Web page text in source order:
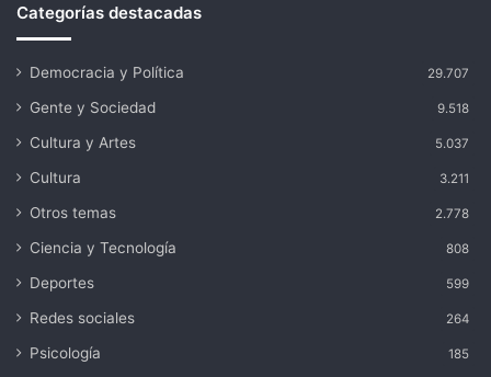
Categorías destacadas
Democracia y Política 29.707
Gente y Sociedad 9.518
Cultura y Artes 5.037
Cultura 3.211
Otros temas 2.778
Ciencia y Tecnología 808
Deportes 599
Redes sociales 264
Psicología 185